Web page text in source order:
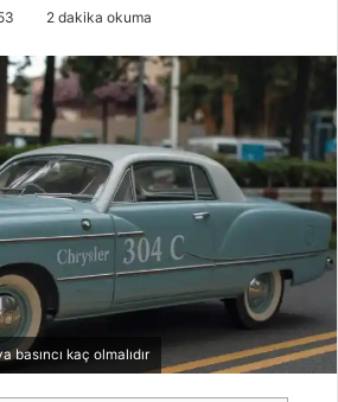
2 dakika okuma
kaç olmalıdır